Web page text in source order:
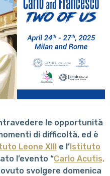
le opportunità
di difficoltà, ed è
Leone XIII e l’Istituto
l’evento “Carlo Acutis,
svolgere domenica